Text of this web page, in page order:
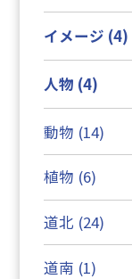
イメージ (4)
人物 (4)
動物 (14)
植物 (6)
道北 (24)
道南 (1)